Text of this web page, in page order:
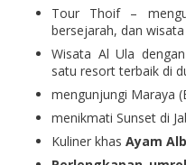
Tour Thoif –
bersejarah, dan
Wisata Al Ula
satu resort terbaik di
mengunjungi Maraya
menikmati Sunset di
Kuliner khas Ayam